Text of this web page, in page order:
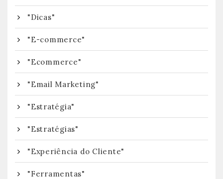
"Dicas"
"E-commerce"
"Ecommerce"
"Email Marketing"
"Estratégia"
"Estratégias"
"Experiência do Cliente"
"Ferramentas"